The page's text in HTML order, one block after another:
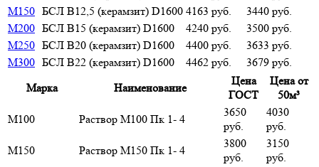
М150 БСЛ В12,5 (керамзит) D1600 4163 руб.
3440 руб.
М200 БСЛ В15 (керамзит) D1600 4240 руб.
3500 руб.
М250 БСЛ В20 (керамзит) D1600 4400 руб.
3633 руб.
М300 БСЛ В22 (керамзит) D1600 4462 руб.
3679 руб.
Марка
Наименование
Цена
ГОСТ
Цена от
50м³
М100
Раствор М100 Пк 1- 4
3650
руб.
4030
руб.
М150
Раствор М150 Пк 1- 4
3800
руб.
3150
руб.